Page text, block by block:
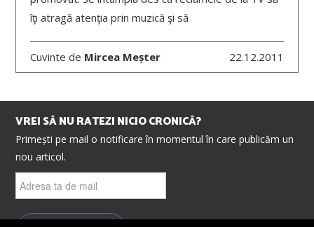
îţi atragă atenţia prin muzică şi să
Cuvinte de Mircea Meșter 22.12.2011
VREI SĂ NU RATEZI NICIO CRONICĂ?
Primești pe mail o notificare în momentul în care publicăm un
nou articol.
ta
mail